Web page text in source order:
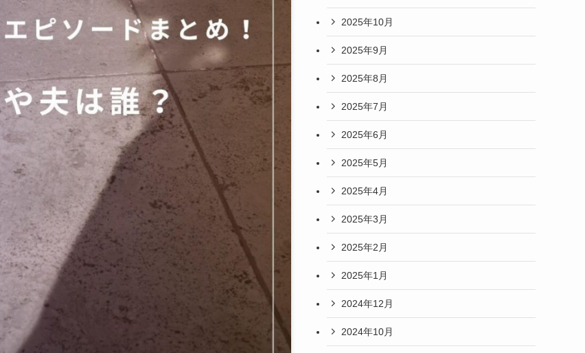
2025年10月
2025年9月
2025年8月
2025年7月
2025年6月
2025年5月
2025年4月
2025年3月
2025年2月
2025年1月
2024年12月
2024年10月